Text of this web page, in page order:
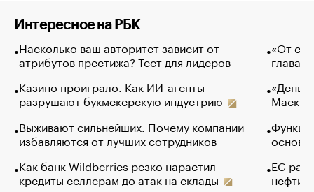
Интересное на РБК
Насколько ваш авторитет зависит от
атрибутов престижа? Тест для лидеров
Казино проиграло. Как ИИ-агенты
разрушают букмекерскую индустрию
Выживают сильнейших. Почему компании
избавляются от лучших сотрудников
Как банк Wildberries резко нарастил
кредиты селлерам до атак на склады
«От
глава
Маск в
основ
ЕС
нефти